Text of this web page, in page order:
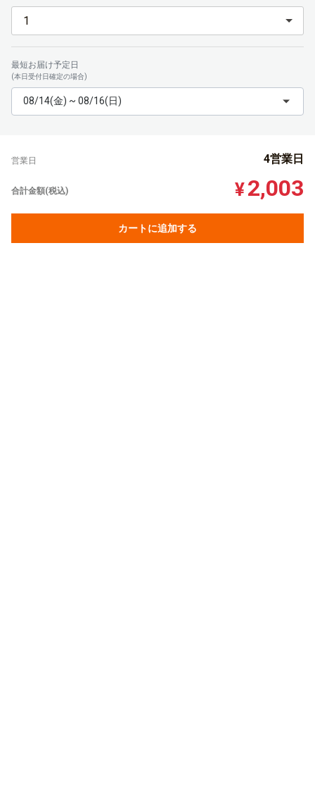
最短お届け予定日
(本日受付日確定の場合)
08/14(金) ~ 08/16(日)
営業日 4営業日
合計金額(税込) ¥2,003
カートに追加する